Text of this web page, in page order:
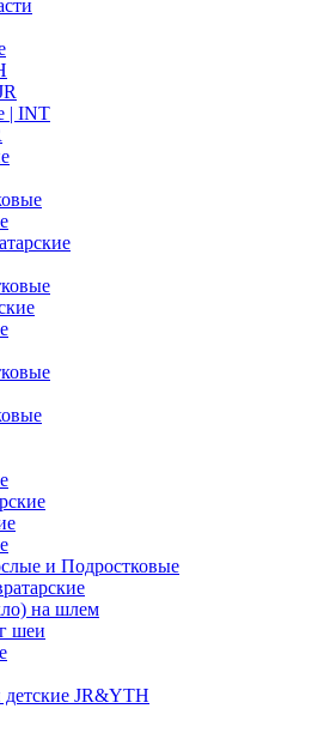
| INT
и Подростковые
на шлем
шеи
JR&YTH